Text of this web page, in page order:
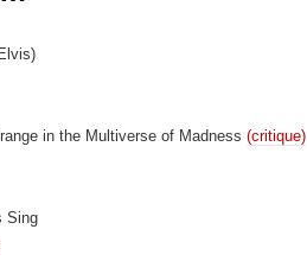
in the Multiverse of Madness (critique)
Sing